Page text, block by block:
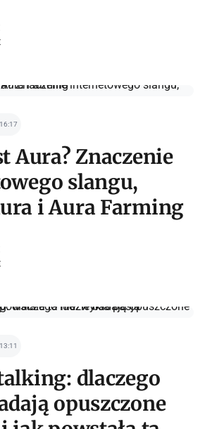
Aura? Znaczenie
slangu,
i Aura Farming
dlaczego
opuszczone